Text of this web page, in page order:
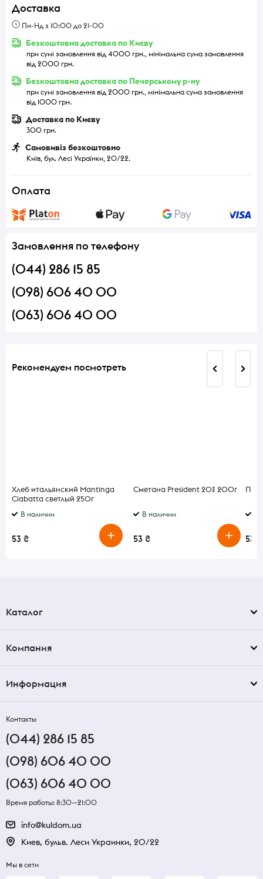
Доставка
Пн-Нд з 10:00 до 21-00
Безкоштовна доставка по Києву
при сумі замовлення від 4000 грн., мінімальна сума замовлення
від 2000 грн.
Безкоштовна доставка по Печерському р-ну
при сумі замовлення від 2000 грн., мінімальна сума замовлення
від 1000 грн.
Доставка по Києву
300 грн.
Самовивіз безкоштовно
Київ, бул. Лесі Українки, 20/22.
Оплата
Замовлення по телефону
(044) 286 15 85
(098) 606 40 00
(063) 606 40 00
Рекомендуем посмотреть
Хлеб итальянский Mantinga
Ciabatta светлый 250г
В наличии
53 ₴
Сметана President 20% 200г
В наличии
53 ₴ 53 ₴
Каталог
Компания
Информация
Контакты
(044) 286 15 85
(098) 606 40 00
(063) 606 40 00
Время работы: 8:30—21:00
info@kuldom.ua
Киев, бульв. Леси Украинки, 20/22
Мы в сети